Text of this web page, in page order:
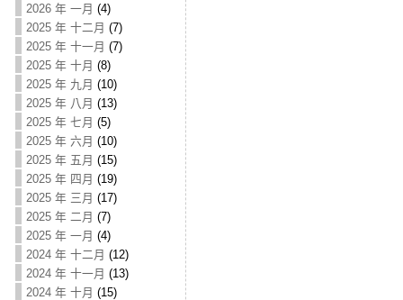
2026 年 一月 (4)
2025 年 十二月 (7)
2025 年 十一月 (7)
2025 年 十月 (8)
2025 年 九月 (10)
2025 年 八月 (13)
2025 年 七月 (5)
2025 年 六月 (10)
2025 年 五月 (15)
2025 年 四月 (19)
2025 年 三月 (17)
2025 年 二月 (7)
2025 年 一月 (4)
2024 年 十二月 (12)
2024 年 十一月 (13)
2024 年 十月 (15)